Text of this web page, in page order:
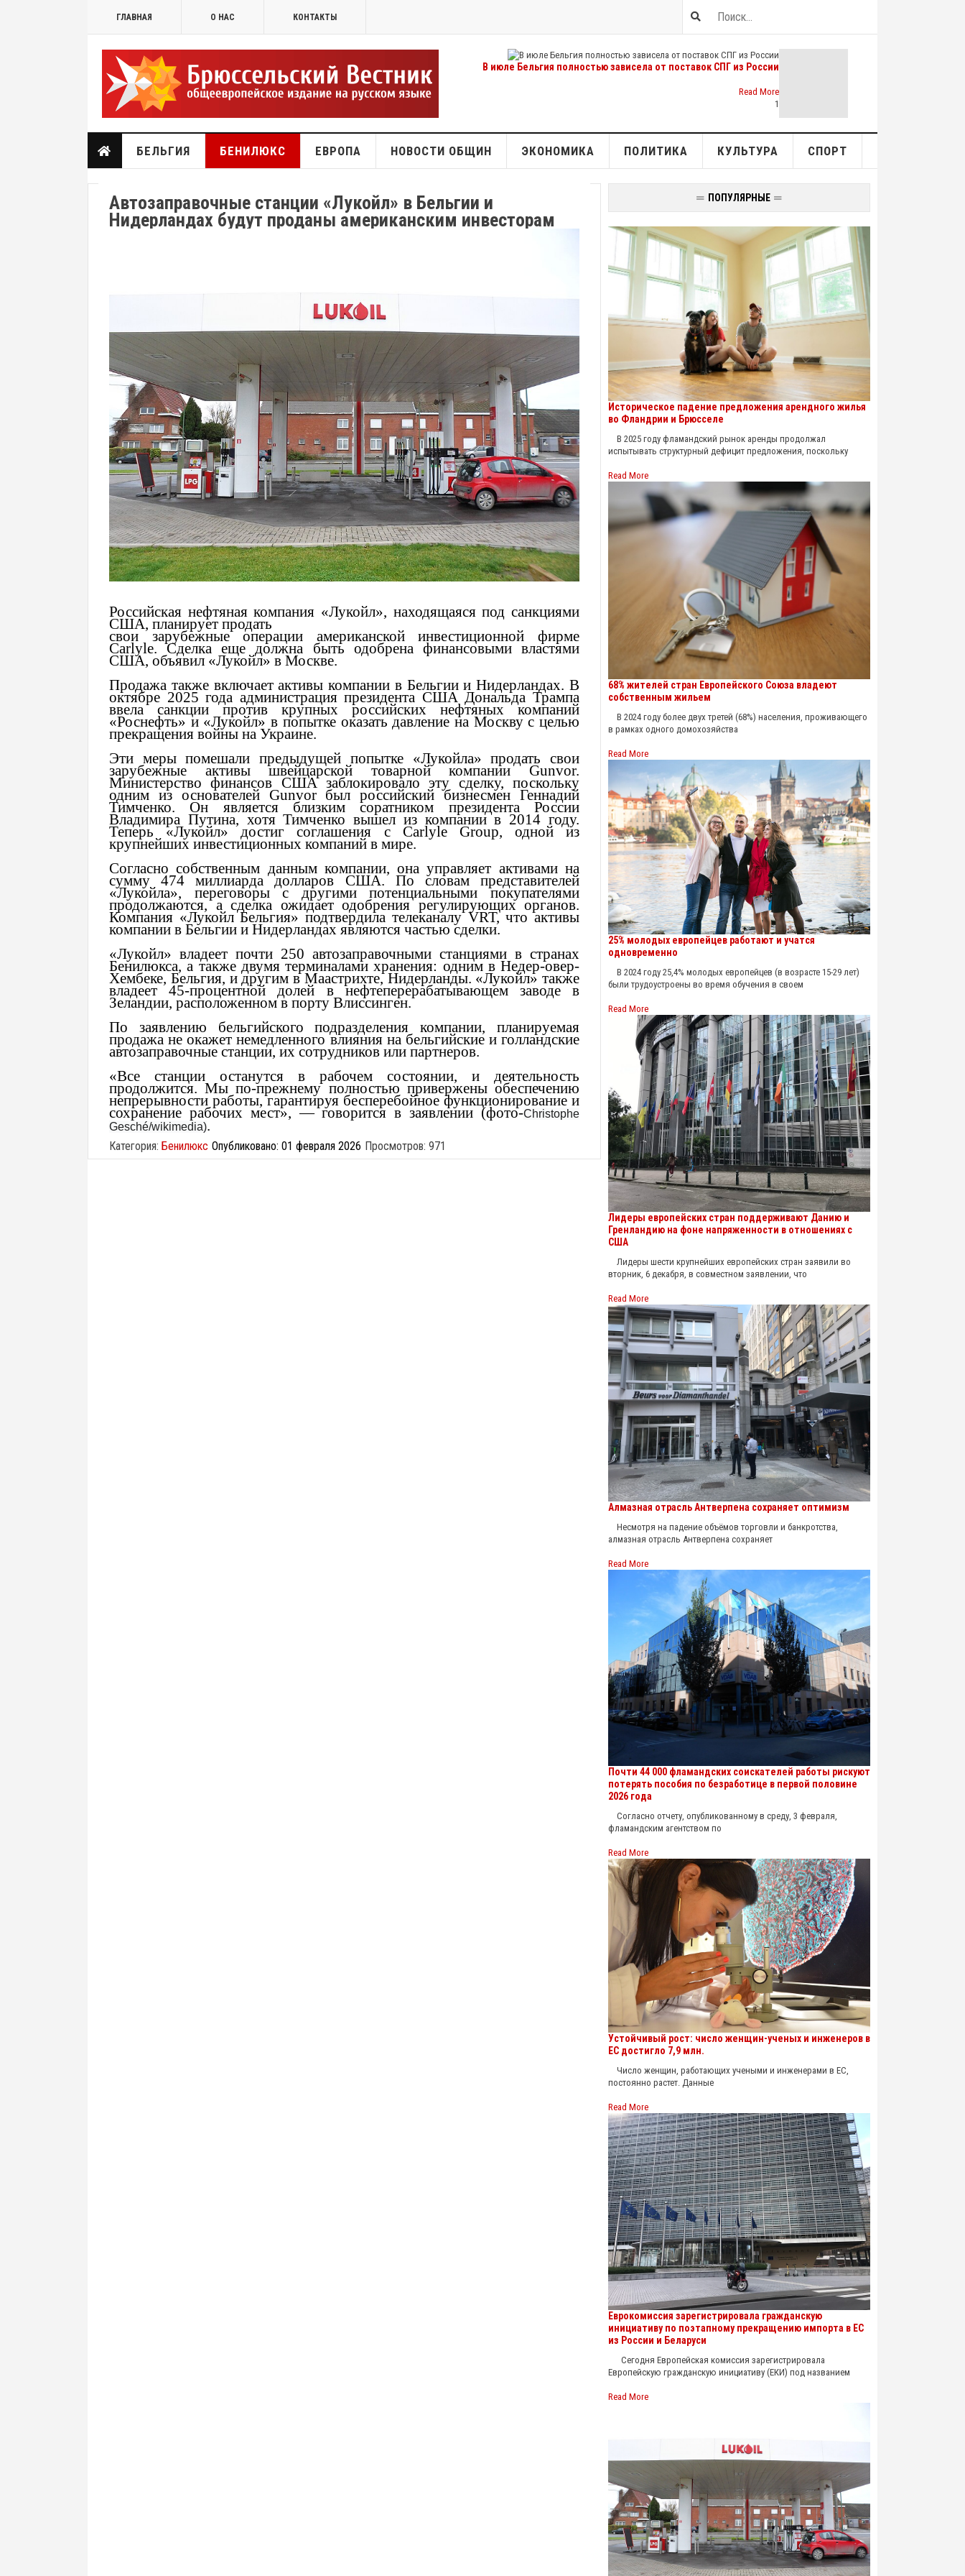
ГЛАВНАЯ О НАС КОНТАКТЫ
В июле Бельгия полностью зависела от поставок СПГ из России
Read More
1
БЕЛЬГИЯ БЕНИЛЮКС ЕВРОПА НОВОСТИ ОБЩИН ЭКОНОМИКА ПОЛИТИКА КУЛЬТУРА СПОРТ
ПОПУЛЯРНЫЕ
Историческое падение предложения арендного жилья
во Фландрии и Брюсселе
В 2025 году фламандский рынок аренды продолжал
испытывать структурный дефицит предложения, поскольку
Read More
68% жителей стран Европейского Союза владеют
собственным жильем
В 2024 году более двух третей (68%) населения, проживающего
в рамках одного домохозяйства
Read More
25% молодых европейцев работают и учатся
одновременно
В 2024 году 25,4% молодых европейцев (в возрасте 15-29 лет)
были трудоустроены во время обучения в своем
Read More
Лидеры европейских стран поддерживают Данию и
Гренландию на фоне напряженности в отношениях с
США
Лидеры шести крупнейших европейских стран заявили во
вторник, 6 декабря, в совместном заявлении, что
Read More
Алмазная отрасль Антверпена сохраняет оптимизм
Несмотря на падение объёмов торговли и банкротства,
алмазная отрасль Антверпена сохраняет
Read More
Почти 44 000 фламандских соискателей работы рискуют
потерять пособия по безработице в первой половине
2026 года
Согласно отчету, опубликованному в среду, 3 февраля,
фламандским агентством по
Read More
Устойчивый рост: число женщин-ученых и инженеров в
ЕС достигло 7,9 млн.
Число женщин, работающих учеными и инженерами в ЕС,
постоянно растет. Данные
Read More
Еврокомиссия зарегистрировала гражданскую
инициативу по поэтапному прекращению импорта в ЕС
из России и Беларуси
Сегодня Европейская комиссия зарегистрировала
Европейскую гражданскую инициативу (ЕКИ) под названием
Read More
Автозаправочные станции «Лукойл» в Бельгии и
Нидерландах будут проданы американским инвесторам
Российская нефтяная компания «Лукойл», находящаяся под санкциями
США, планирует продать
свои зарубежные операции американской инвестиционной фирме
Carlyle. Сделка еще должна быть одобрена финансовыми властями
США, объявил «Лукойл» в Москве.
Продажа также включает активы компании в Бельгии и Нидерландах. В
октябре 2025 года администрация президента США Дональда Трампа
ввела санкции против крупных российских нефтяных компаний
«Роснефть» и «Лукойл» в попытке оказать давление на Москву с целью
прекращения войны на Украине.
Эти меры помешали предыдущей попытке «Лукойла» продать свои
зарубежные активы швейцарской товарной компании Gunvor.
Министерство финансов США заблокировало эту сделку, поскольку
одним из основателей Gunvor был российский бизнесмен Геннадий
Тимченко. Он является близким соратником президента России
Владимира Путина, хотя Тимченко вышел из компании в 2014 году.
Теперь «Лукойл» достиг соглашения с Carlyle Group, одной из
крупнейших инвестиционных компаний в мире.
Согласно собственным данным компании, она управляет активами на
сумму 474 миллиарда долларов США. По словам представителей
«Лукойла», переговоры с другими потенциальными покупателями
продолжаются, а сделка ожидает одобрения регулирующих органов.
Компания «Лукойл Бельгия» подтвердила телеканалу VRT, что активы
компании в Бельгии и Нидерландах являются частью сделки.
«Лукойл» владеет почти 250 автозаправочными станциями в странах
Бенилюкса, а также двумя терминалами хранения: одним в Недер-овер-
Хембеке, Бельгия, и другим в Маастрихте, Нидерланды. «Лукойл» также
владеет 45-процентной долей в нефтеперерабатывающем заводе в
Зеландии, расположенном в порту Влиссинген.
По заявлению бельгийского подразделения компании, планируемая
продажа не окажет немедленного влияния на бельгийские и голландские
автозаправочные станции, их сотрудников или партнеров.
«Все станции останутся в рабочем состоянии, и деятельность
продолжится. Мы по-прежнему полностью привержены обеспечению
непрерывности работы, гарантируя бесперебойное функционирование и
сохранение рабочих мест», — говорится в заявлении (фото-Christophe
Gesché/wikimedia).
Категория: Бенилюкс Опубликовано: 01 февраля 2026 Просмотров: 971